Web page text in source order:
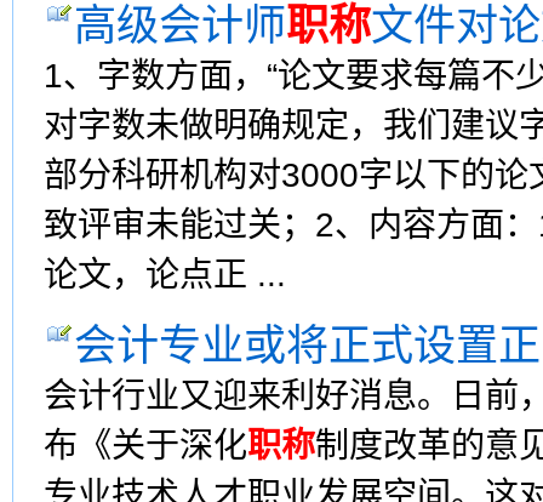
高级会计师职称文件对
1、字数方面，“论文要求每篇不
对字数未做明确规定，我们建议
部分科研机构对3000字以下的
致评审未能过关；2、内容方面
论文，论点正 ...
会计专业或将正式设置
会计行业又迎来利好消息。日前
布《关于深化职称制度改革的意